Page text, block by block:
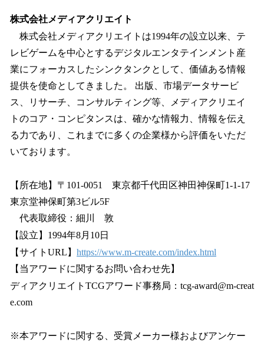
株式会社メディアクリエイト
株式会社メディアクリエイトは1994年の設立以来、テ
レビゲームを中心とするデジタルエンタテインメント産
業にフォーカスしたシンクタンクとして、価値ある情報
提供を使命としてきました。 出版、市場データサービ
ス、リサーチ、コンサルティング等、メディアクリエイ
トのコア・コンピタンスは、確かな情報力、情報を伝え
る力であり、これまでに多くの企業様から評価をいただ
いております。
【所在地】〒101-0051 東京都千代田区神田神保町1-1-17
東京堂神保町第3ビル5F
代表取締役：細川 敦
【設立】1994年8月10日
【サイトURL】 https://www.m-create.com/index.html
【当アワードに関するお問い合わせ先】
ディアクリエイトTCGアワード事務局：tcg-award@m-creat
e.com
※本アワードに関する、受賞メーカー様およびアンケー